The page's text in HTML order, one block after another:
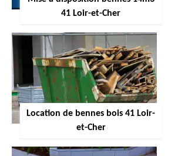
41 Loir-et-Cher
Location de bennes bois 41 Loir-
et-Cher